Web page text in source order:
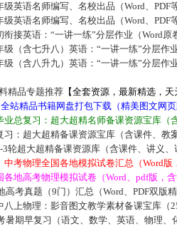
英语名师编写、名校出品（Word、PDF
英语名师编写、名校出品（Word、PDF
衔接英语：“一讲一练”分层作业（Word原
级（含七升八）英语：“一讲一练”分层作
级（含八升九）英语：“一讲一练”分层作
精品专题推荐【全套资源，最新精选，天
站精品书籍网盘打包下载（精美图文网页
业总复习：超大超精名师备课资源宝库（
习：超大超精备课资源宝库（含课件、教
3轮超大超精备课资源库（含课件、讲义、
中考物理全国各地模拟试卷汇总（Word版
各地高考物理模拟试卷（Word、pdf版，含
高考真题（9门）汇总（Word、PDF双版精
八上物理：影音图文教学素材备课宝库（
暑期早复习（语文、数学、英语、物理、